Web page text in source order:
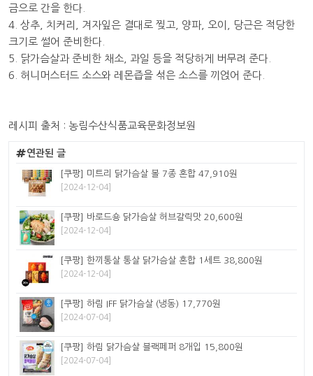
금으로 간을 한다.
4. 상추, 치커리, 겨자잎은 결대로 찢고, 양파, 오이, 당근은 적당한
크기로 썰어 준비한다.
5. 닭가슴살과 준비한 채소, 과일 등을 적당하게 버무려 준다.
6. 허니머스터드 소스와 레몬즙을 섞은 소스를 끼얹어 준다.
레시피 출처 : 농림수산식품교육문화정보원
연관된 글
[쿠팡] 미트리 닭가슴살 볼 7종 혼합 47,910원
[2024-12-04]
[쿠팡] 바로드숑 닭가슴살 허브갈릭맛 20,600원
[2024-12-04]
[쿠팡] 한끼통살 통살 닭가슴살 혼합 1세트 38,800원
[2024-12-04]
[쿠팡] 하림 IFF 닭가슴살 (냉동) 17,770원
[2024-07-04]
[쿠팡] 하림 닭가슴살 블랙페퍼 8개입 15,800원
[2024-07-04]